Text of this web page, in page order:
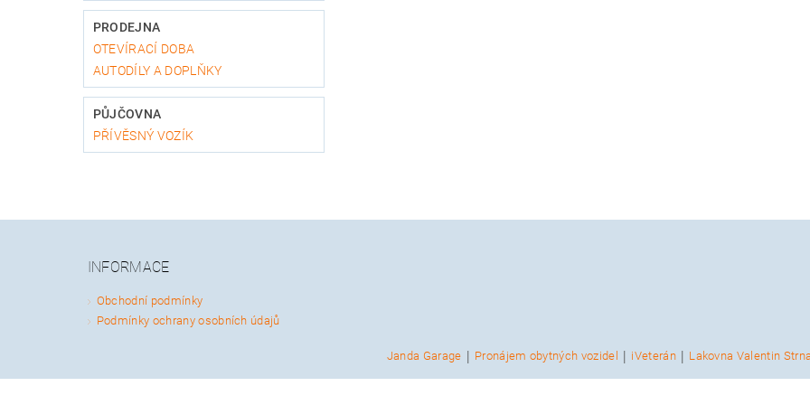
PRODEJNA
OTEVÍRACÍ DOBA
AUTODÍLY A DOPLŇKY
PŮJČOVNA
PŘÍVĚSNÝ VOZÍK
INFORMACE
Obchodní podmínky
Podmínky ochrany osobních údajů
Janda Garage | Pronájem obytných vozidel | iVeterán | Lakovna Valentin